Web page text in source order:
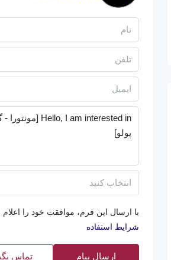
انتخاب کنید
با ارسال این فرم، موافقت خود را
شرایط استفاده
ارسال پیام تماس